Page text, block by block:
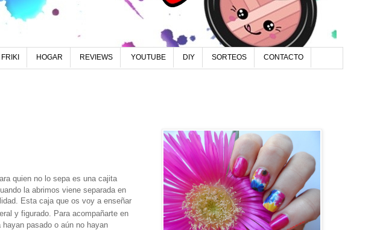
FRIKI HOGAR REVIEWS YOUTUBE DIY SORTEOS CONTACTO
quien no lo sepa es una cajita
la abrimos viene separada en
Esta caja que os voy a enseñar
y figurado. Para acompañarte en
pasado o aún no hayan